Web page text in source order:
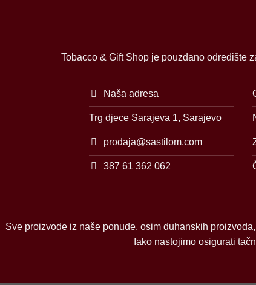
Tobacco & Gift Shop je pouzdano odredište
Naša adresa
Trg djece Sarajeva 1, Sarajevo
prodaja@sastilom.com
387 61 362 062
Sve proizvode iz naše ponude, osim duhanskih
Iako nastojimo osigurati